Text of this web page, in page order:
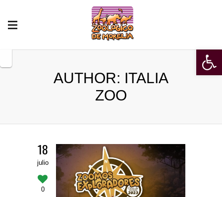
AUTHOR: ITALIA
ZOO
18
julio
0